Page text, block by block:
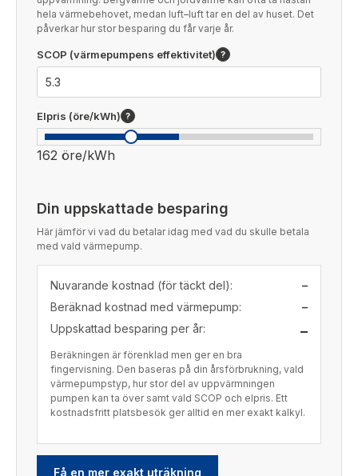
hela värmebehovet, medan luft–luft tar en del av huset. Det
påverkar hur stor besparing du får varje år.
SCOP (värmepumpens effektivitet) ?
Elpris (öre/kWh) ?
162 öre/kWh
Din uppskattade besparing
Här jämför vi vad du betalar idag med vad du skulle betala
med vald värmepump.
Nuvarande kostnad (för täckt del):
–
Beräknad kostnad med värmepump:
–
Uppskattad besparing per år:
–
Beräkningen är förenklad men ger en bra
fingervisning. Den baseras på din årsförbrukning, vald
värmepumpstyp, hur stor del av uppvärmningen
pumpen kan ta över samt vald SCOP och elpris. Ett
kostnadsfritt platsbesök ger alltid en mer exakt kalkyl.
Få en mer exakt uträkning